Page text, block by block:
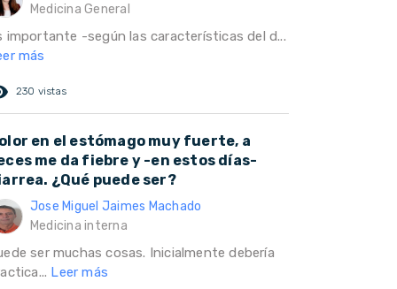
Medicina General
importante -según las características del d...
más
230 vistas
en el estómago muy fuerte, a
me da fiebre y -en estos días-
¿Qué puede ser?
Jose Miguel Jaimes Machado
Medicina interna
ser muchas cosas. Inicialmente debería
Leer más